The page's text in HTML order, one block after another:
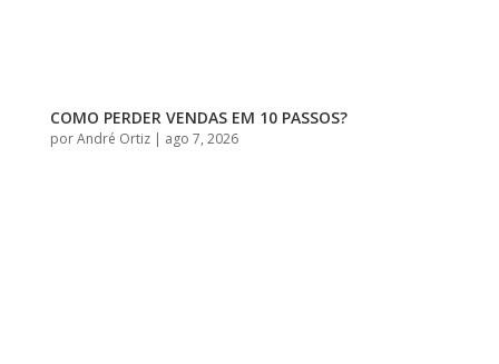
COMO PERDER VENDAS EM 10 PASSOS?
porAndré Ortiz| ago 7, 2026